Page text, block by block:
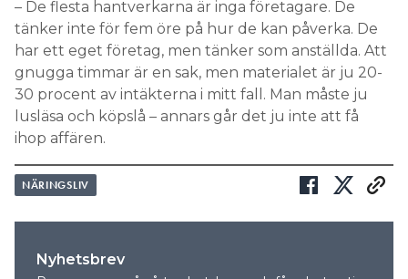
– De flesta hantverkarna är inga företagare. De
tänker inte för fem öre på hur de kan påverka. De
har ett eget företag, men tänker som anställda. Att
gnugga timmar är en sak, men materialet är ju 20-
30 procent av intäkterna i mitt fall. Man måste ju
lusläsa och köpslå – annars går det ju inte att få
ihop affären.
NÄRINGSLIV
Nyhetsbrev